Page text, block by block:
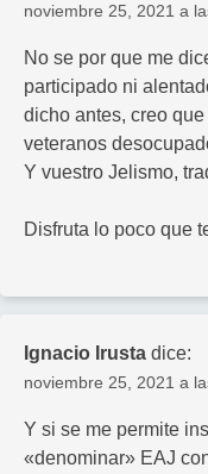
noviembre 25, 2021 a
No se por que me
participado ni
dicho antes, creo
veteranos
Y vuestro Jelismo,
Disfruta lo poco que
Ignacio Irusta dice:
noviembre 25, 2021 a
Y si se me permite
«denominar» EAJ